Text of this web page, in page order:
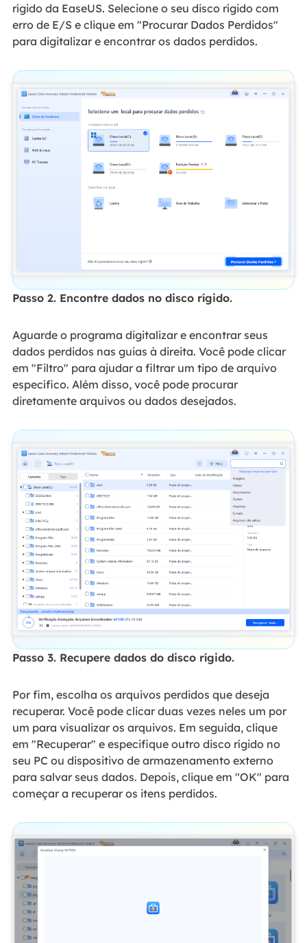
rígido da EaseUS. Selecione o seu disco rígido com
erro de E/S e clique em "Procurar Dados Perdidos"
para digitalizar e encontrar os dados perdidos.
Passo 2. Encontre dados no disco rígido.
Aguarde o programa digitalizar e encontrar seus
dados perdidos nas guias à direita. Você pode clicar
em "Filtro" para ajudar a filtrar um tipo de arquivo
específico. Além disso, você pode procurar
diretamente arquivos ou dados desejados.
Passo 3. Recupere dados do disco rígido.
Por fim, escolha os arquivos perdidos que deseja
recuperar. Você pode clicar duas vezes neles um por
um para visualizar os arquivos. Em seguida, clique
em "Recuperar" e especifique outro disco rígido no
seu PC ou dispositivo de armazenamento externo
para salvar seus dados. Depois, clique em "OK" para
começar a recuperar os itens perdidos.